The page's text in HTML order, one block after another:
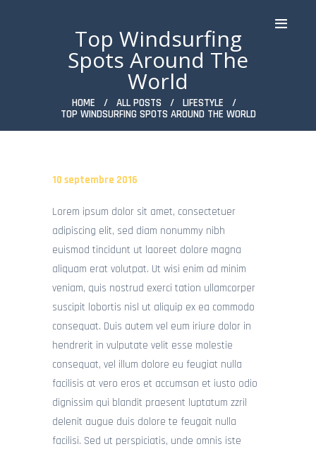
Top Windsurfing
Spots Around The
World
HOME ALL POSTS
LIFESTYLE
TOP WINDSURFING SPOTS AROUND THE WORLD
ACCUEIL
PADDLE & PADDLE XXL
KAYAK TRANSPARENT &
10 septembre 2016
Lorem ipsum dolor sit amet, consectetuer
adipiscing elit, sed diam nonummy nibh
euismod tincidunt ut laoreet dolore magna
aliquam erat volutpat. Ut wisi enim ad minim
veniam, quis nostrud exerci tation ullamcorper
suscipit lobortis nisl ut aliquip ex ea commodo
consequat. Duis autem vel eum iriure dolor in
hendrerit in vulputate velit esse molestie
consequat, vel illum dolore eu feugiat nulla
facilisis at vero eros et accumsan et iusto odio
dignissim qui blandit praesent luptatum zzril
delenit augue duis dolore te feugait nulla
facilisi. Sed ut perspiciatis, unde omnis iste